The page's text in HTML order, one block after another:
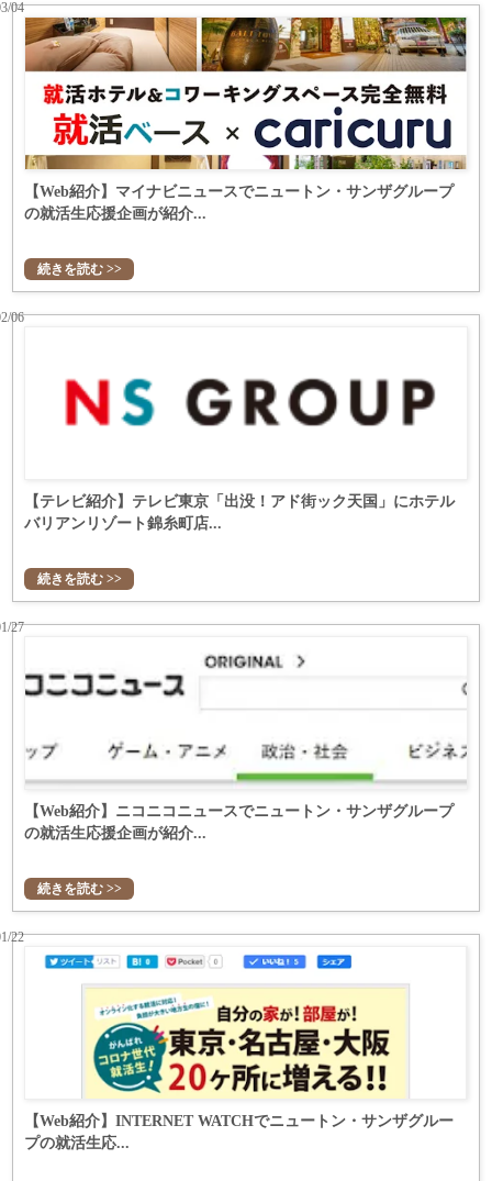
【Web紹介】マイナビニュースでニュートン・サンザグループ
の就活生応援企画が紹介...
04
続きを読む >>
【テレビ紹介】テレビ東京「出没！アド街ック天国」にホテル
バリアンリゾート錦糸町店...
06
続きを読む >>
【Web紹介】ニコニコニュースでニュートン・サンザグループ
の就活生応援企画が紹介...
27
続きを読む >>
【Web紹介】INTERNET WATCHでニュートン・サンザグルー
プの就活生応...
22